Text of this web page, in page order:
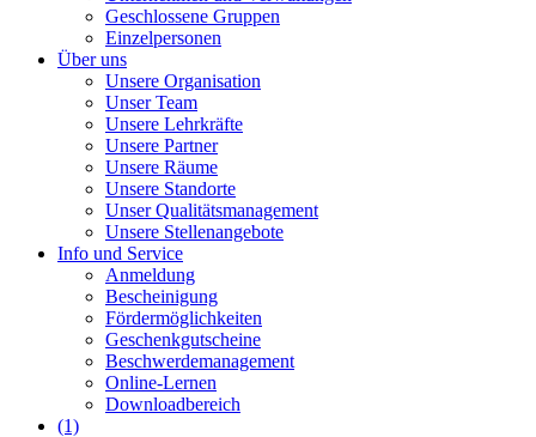
Geschlossene Gruppen
Einzelpersonen
Über uns
Unsere Organisation
Unser Team
Unsere Lehrkräfte
Unsere Partner
Unsere Räume
Unsere Standorte
Unser Qualitätsmanagement
Unsere Stellenangebote
Info und Service
Anmeldung
Bescheinigung
Fördermöglichkeiten
Geschenkgutscheine
Beschwerdemanagement
Online-Lernen
Downloadbereich
(1)